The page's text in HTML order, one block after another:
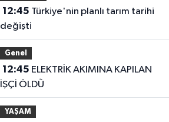
12:45
değişti
Genel
12:45
İŞÇİ ÖLDÜ
YAŞAM